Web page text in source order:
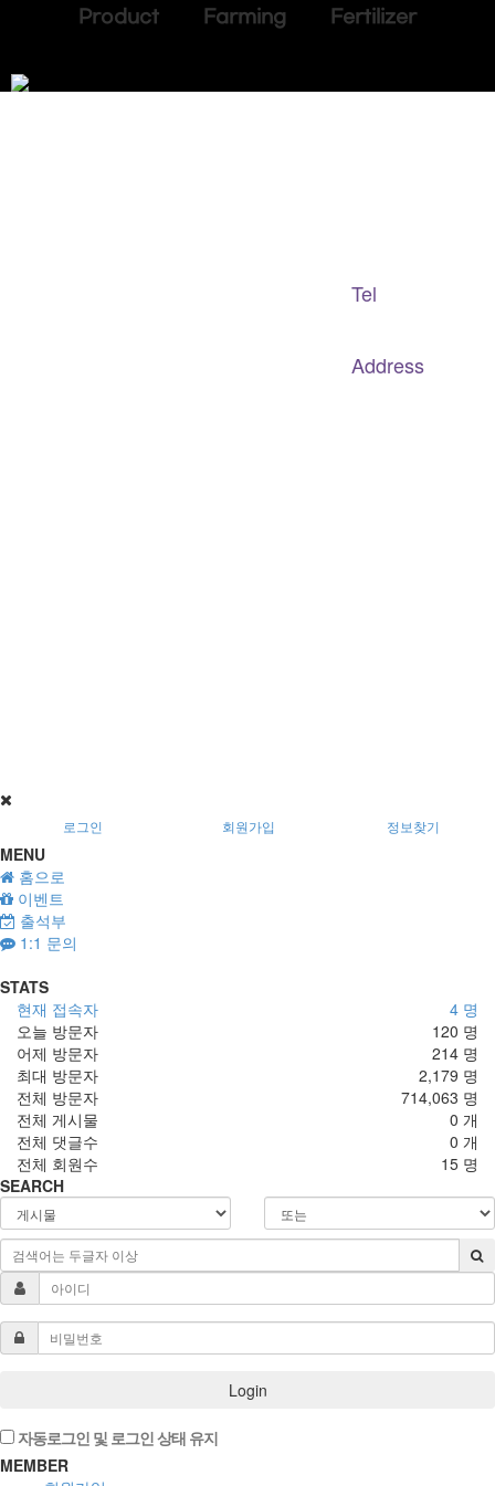
Product Farming Fertilizer
Tel
Address
로그인 회원가입 정보찾기
MENU
홈으로
이벤트
출석부
1:1 문의
STATS
4 명
현재 접속자
120 명
오늘 방문자
214 명
어제 방문자
2,179 명
최대 방문자
714,063 명
전체 방문자
0 개
전체 게시물
0 개
전체 댓글수
15 명
전체 회원수
SEARCH
Login
자동로그인 및 로그인 상태 유지
MEMBER